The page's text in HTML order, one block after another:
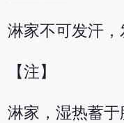
淋家不可发汗，
【注】
淋家，湿热蓄于